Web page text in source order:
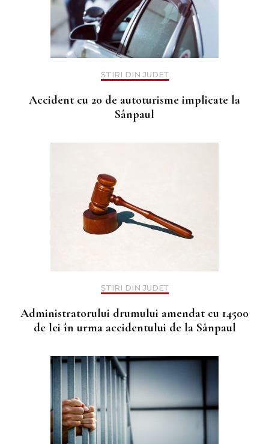
ȘTIRI DIN JUDEȚ
Accident cu 20 de autoturisme implicate la
Sânpaul
ȘTIRI DIN JUDEȚ
Administratorului drumului amendat cu 14500
de lei în urma accidentului de la Sânpaul